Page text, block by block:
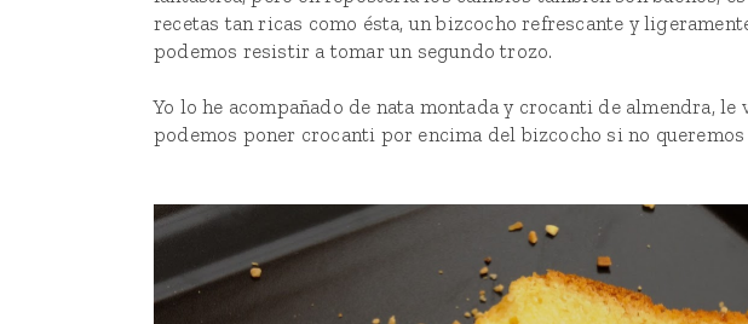
recetas tan ricas como ésta, un bizcocho refrescante y
podemos resistir a tomar un segundo trozo.
Yo lo he acompañado de nata montada y crocanti de almendra, le
podemos poner crocanti por encima del bizcocho si no